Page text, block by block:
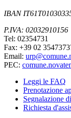
IBAN
P.IVA: 02032910156
Tel: 02354731
Fax: +39 02
Email:
PEC:
Leggi le FAQ
Prenotazione
Segnalazione
Richiesta